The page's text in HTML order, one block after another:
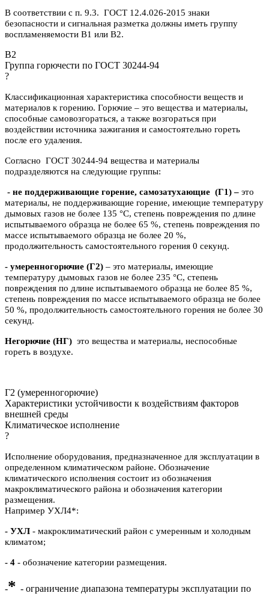
В соответствии с п. 9.3. ГОСТ 12.4.026-2015 знаки
безопасности и сигнальная разметка должны иметь группу
воспламеняемости В1 или В2.
B2
Группа горючести по ГОСТ 30244-94
?
Классификационная характеристика способности веществ и
материалов к горению. Горючие – это вещества и материалы,
способные самовозгораться, а также возгораться при
воздействии источника зажигания и самостоятельно гореть
после его удаления.
Согласно ГОСТ 30244-94 вещества и материалы
подразделяются на следующие группы:
- не поддерживающие горение, самозатухающие (Г1) – это
материалы, не поддерживающие горение, имеющие температуру
дымовых газов не более 135 °C, степень повреждения по длине
испытываемого образца не более 65 %, степень повреждения по
массе испытываемого образца не более 20 %,
продолжительность самостоятельного горения 0 секунд.
- умеренногорючие (Г2) – это материалы, имеющие
температуру дымовых газов не более 235 °C, степень
повреждения по длине испытываемого образца не более 85 %,
степень повреждения по массе испытываемого образца не более
50 %, продолжительность самостоятельного горения не более 30
секунд.
Негорючие (НГ) это вещества и материалы, неспособные
гореть в воздухе.
Г2 (умеренногорючие)
Характеристики устойчивости к воздействиям факторов
внешней среды
Климатическое исполнение
?
Исполнение оборудования, предназначенное для эксплуатации в
определенном климатическом районе. Обозначение
климатического исполнения состоит из обозначения
макроклиматического района и обозначения категории
размещения.
Например УХЛ4*:
- УХЛ - макроклиматический район с умеренным и холодным
климатом;
- 4 - обозначение категории размещения.
-* - ограничение диапазона температуры эксплуатации по